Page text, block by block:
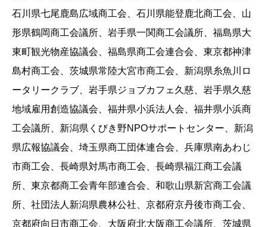
石川県七尾鹿島広域商工会、石川県能登鹿北商工会、山
形県鶴岡商工会議所、岩手県一関商工会議所、福島県大
東町観光物産協議会、福島県商工会連合会、東京都神津
島村商工会、茨城県常陸大宮市商工会、新潟県糸魚川ロ
ータリークラブ、岩手県ジョブカフェ久慈、岩手県久慈
地域雇用創造協議会、福井県小浜法人会、福井県小浜商
工会議所、新潟県くびき野NPOサポートセンター、新潟
県広報協議会、埼玉県商工団体連合会、兵庫県南あわじ
市商工会、長崎県対馬市商工会、長崎県福江商工会議
所、東京都商工会青年部連合会、和歌山県新宮商工会議
所、社団法人新潟県農林公社、京都府京丹後市商工会、
京都府向日市商工会、大阪府北大阪商工会議所、茨城県